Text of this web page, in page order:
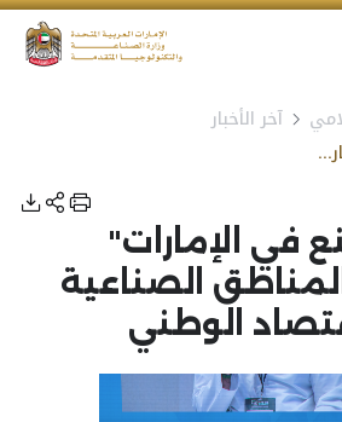
آخر الأخبار
منتدى "اصنع في الإمارات" يناقش دور المناطق الصناعية في دعم الاقتصاد الوطني
في الإمارات"
الصناعية
الوطني